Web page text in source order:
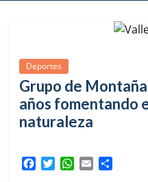
Deportes
Grupo de
años fomentando
naturaleza
W